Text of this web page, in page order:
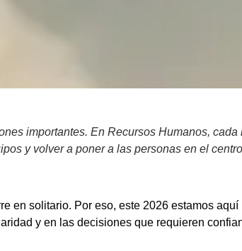
importantes. En Recursos Humanos,
y volver a poner a las personas en el
en solitario. Por eso, este 2026 estamos
y en las decisiones que requieren